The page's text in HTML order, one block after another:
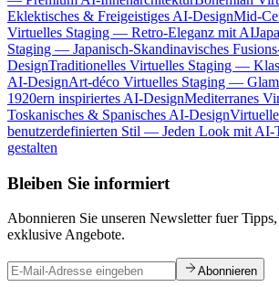
Eklektisches & Freigeistiges AI-DesignMid-
Virtuelles Staging — Retro-Eleganz mit AI
Staging — Japanisch-Skandinavisches
DesignTraditionelles Virtuelles Staging —
AI-DesignArt-déco Virtuelles Staging —
1920ern inspiriertes AI-DesignMediterranes
Toskanisches & Spanisches AI-Design
benutzerdefinierten Stil — Jeden Look mit AI-
gestalten
Bleiben Sie informiert
Abonnieren Sie unseren Newsletter fuer
exklusive Angebote.
Abonnieren